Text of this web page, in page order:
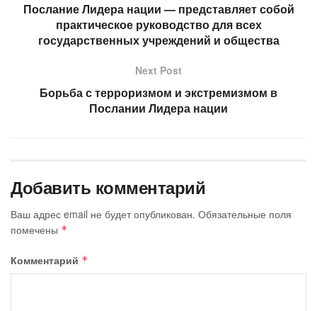
Послание Лидера нации — представляет собой
практическое руководство для всех
государственных учреждений и общества
Next Post
Борьба с терроризмом и экстремизмом в
Послании Лидера нации
Добавить комментарий
Ваш адрес email не будет опубликован. Обязательные поля
помечены *
Комментарий *